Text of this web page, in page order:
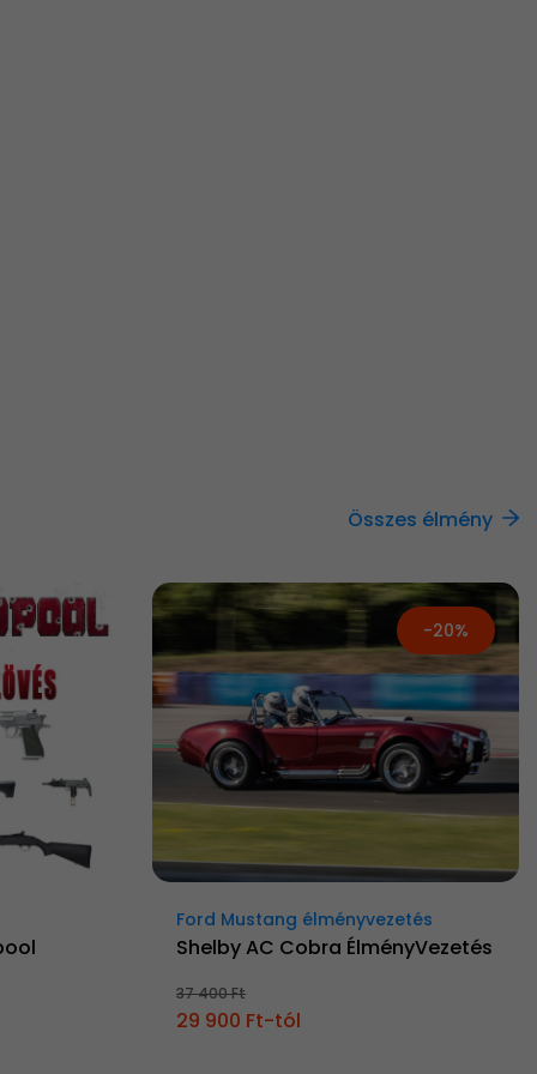
Összes élmény
-20%
Ford Mustang élményvezetés
Shelby AC Cobra ÉlményVezetés
37 400 Ft
29 900 Ft-tól